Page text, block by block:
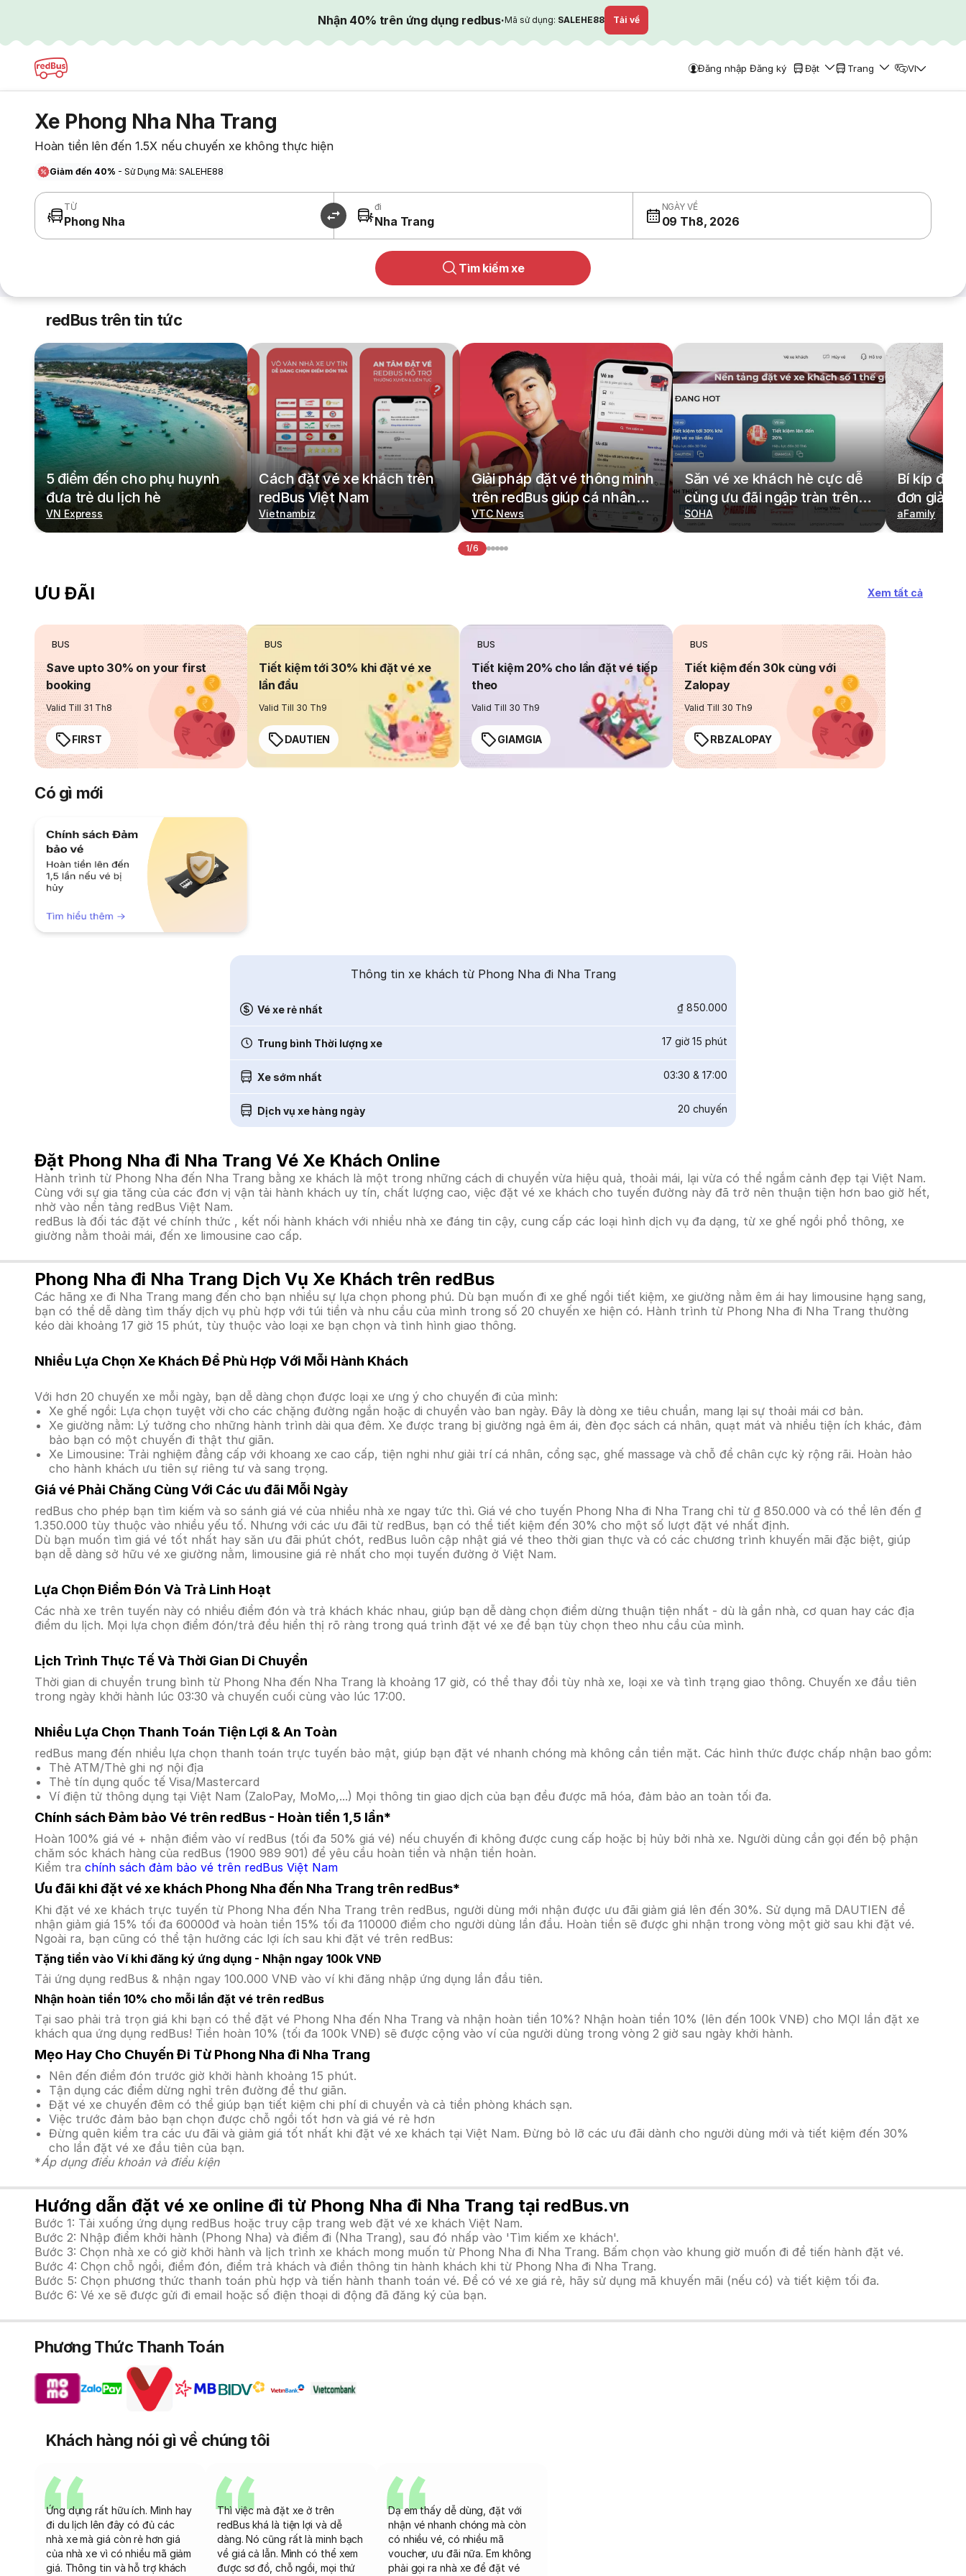
Nhận 40% trên ứng dụng redbus·Mã sử dụng: SALEHE88 Tải về
Đăng nhập Đăng ký Đặt Trang VI
Xe Phong Nha Nha Trang
Hoàn tiền lên đến 1.5X nếu chuyến xe không thực hiện
Giảm đến 40% - Sử Dụng Mã: SALEHE88
TỪ
Phong Nha
đi
Nha Trang
NGÀY VỀ
09 Th8, 2026
Tìm kiếm xe
redBus trên tin tức
5 điểm đến cho phụ huynh
đưa trẻ du lịch hè
VN Express
Cách đặt vé xe khách trên
redBus Việt Nam
Vietnambiz
Giải pháp đặt vé thông minh
trên redBus giúp cá nhân
hoá hành trình di chuyển
VTC News
Săn vé xe khách hè cực dễ
cùng ưu đãi ngập tràn trên
redBus
SOHA
Bí kíp đặt
đơn giản,
cả gia
aFamily
1/6
ƯU ĐÃI Xem tất cả
BUS
Save upto 30% on your first
booking
Valid Till 31 Th8
FIRST
BUS
Tiết kiệm tới 30% khi đặt vé xe
lần đầu
Valid Till 30 Th9
DAUTIEN
BUS
Tiết kiệm 20% cho lần đặt vé tiếp
theo
Valid Till 30 Th9
GIAMGIA
BUS
Tiết kiệm đến 30k cùng với
Zalopay
Valid Till 30 Th9
RBZALOPAY
Có gì mới
Thông tin xe khách từ Phong Nha đi Nha Trang
Vé xe rẻ nhất ₫ 850.000
Trung bình Thời lượng xe 17 giờ 15 phút
Xe sớm nhất 03:30 & 17:00
Dịch vụ xe hàng ngày 20 chuyến
Đặt Phong Nha đi Nha Trang Vé Xe Khách Online
Hành trình từ Phong Nha đến Nha Trang bằng xe khách là một trong những cách di chuyển vừa hiệu quả, thoải mái, lại vừa có thể ngắm cảnh đẹp tại Việt Nam.
Cùng với sự gia tăng của các đơn vị vận tải hành khách uy tín, chất lượng cao, việc đặt vé xe khách cho tuyến đường này đã trở nên thuận tiện hơn bao giờ hết,
nhờ vào nền tảng redBus Việt Nam.
redBus là đối tác đặt vé chính thức , kết nối hành khách với nhiều nhà xe đáng tin cậy, cung cấp các loại hình dịch vụ đa dạng, từ xe ghế ngồi phổ thông, xe
giường nằm thoải mái, đến xe limousine cao cấp.
Phong Nha đi Nha Trang Dịch Vụ Xe Khách trên redBus
Các hãng xe đi Nha Trang mang đến cho bạn nhiều sự lựa chọn phong phú. Dù bạn muốn đi xe ghế ngồi tiết kiệm, xe giường nằm êm ái hay limousine hạng sang,
bạn có thể dễ dàng tìm thấy dịch vụ phù hợp với túi tiền và nhu cầu của mình trong số 20 chuyến xe hiện có. Hành trình từ Phong Nha đi Nha Trang thường
kéo dài khoảng 17 giờ 15 phút, tùy thuộc vào loại xe bạn chọn và tình hình giao thông.
Nhiều Lựa Chọn Xe Khách Để Phù Hợp Với Mỗi Hành Khách
Với hơn 20 chuyến xe mỗi ngày, bạn dễ dàng chọn được loại xe ưng ý cho chuyến đi của mình:
Xe ghế ngồi: Lựa chọn tuyệt vời cho các chặng đường ngắn hoặc di chuyển vào ban ngày. Đây là dòng xe tiêu chuẩn, mang lại sự thoải mái cơ bản.
Xe giường nằm: Lý tưởng cho những hành trình dài qua đêm. Xe được trang bị giường ngả êm ái, đèn đọc sách cá nhân, quạt mát và nhiều tiện ích khác, đảm
bảo bạn có một chuyến đi thật thư giãn.
Xe Limousine: Trải nghiệm đẳng cấp với khoang xe cao cấp, tiện nghi như giải trí cá nhân, cổng sạc, ghế massage và chỗ để chân cực kỳ rộng rãi. Hoàn hảo
cho hành khách ưu tiên sự riêng tư và sang trọng.
Giá vé Phải Chăng Cùng Với Các ưu đãi Mỗi Ngày
redBus cho phép bạn tìm kiếm và so sánh giá vé của nhiều nhà xe ngay tức thì. Giá vé cho tuyến Phong Nha đi Nha Trang chỉ từ ₫ 850.000 và có thể lên đến ₫
1.350.000 tùy thuộc vào nhiều yếu tố. Nhưng với các ưu đãi từ redBus, bạn có thể tiết kiệm đến 30% cho một số lượt đặt vé nhất định.
Dù bạn muốn tìm giá vé tốt nhất hay săn ưu đãi phút chót, redBus luôn cập nhật giá vé theo thời gian thực và có các chương trình khuyến mãi đặc biệt, giúp
bạn dễ dàng sở hữu vé xe giường nằm, limousine giá rẻ nhất cho mọi tuyến đường ở Việt Nam.
Lựa Chọn Điểm Đón Và Trả Linh Hoạt
Các nhà xe trên tuyến này có nhiều điểm đón và trả khách khác nhau, giúp bạn dễ dàng chọn điểm dừng thuận tiện nhất - dù là gần nhà, cơ quan hay các địa
điểm du lịch. Mọi lựa chọn điểm đón/trả đều hiển thị rõ ràng trong quá trình đặt vé xe để bạn tùy chọn theo nhu cầu của mình.
Lịch Trình Thực Tế Và Thời Gian Di Chuyển
Thời gian di chuyển trung bình từ Phong Nha đến Nha Trang là khoảng 17 giờ, có thể thay đổi tùy nhà xe, loại xe và tình trạng giao thông. Chuyến xe đầu tiên
trong ngày khởi hành lúc 03:30 và chuyến cuối cùng vào lúc 17:00.
Nhiều Lựa Chọn Thanh Toán Tiện Lợi & An Toàn
redBus mang đến nhiều lựa chọn thanh toán trực tuyến bảo mật, giúp bạn đặt vé nhanh chóng mà không cần tiền mặt. Các hình thức được chấp nhận bao gồm:
Thẻ ATM/Thẻ ghi nợ nội địa
Thẻ tín dụng quốc tế Visa/Mastercard
Ví điện tử thông dụng tại Việt Nam (ZaloPay, MoMo,...) Mọi thông tin giao dịch của bạn đều được mã hóa, đảm bảo an toàn tối đa.
Chính sách Đảm bảo Vé trên redBus - Hoàn tiền 1,5 lần*
Hoàn 100% giá vé + nhận điểm vào ví redBus (tối đa 50% giá vé) nếu chuyến đi không được cung cấp hoặc bị hủy bởi nhà xe. Người dùng cần gọi đến bộ phận
chăm sóc khách hàng của redBus (1900 989 901) để yêu cầu hoàn tiền và nhận tiền hoàn.
Kiểm tra chính sách đảm bảo vé trên redBus Việt Nam
Ưu đãi khi đặt vé xe khách Phong Nha đến Nha Trang trên redBus*
Khi đặt vé xe khách trực tuyến từ Phong Nha đến Nha Trang trên redBus, người dùng mới nhận được ưu đãi giảm giá lên đến 30%. Sử dụng mã DAUTIEN để
nhận giảm giá 15% tối đa 60000đ và hoàn tiền 15% tối đa 110000 điểm cho người dùng lần đầu. Hoàn tiền sẽ được ghi nhận trong vòng một giờ sau khi đặt vé.
Ngoài ra, bạn cũng có thể tận hưởng các lợi ích sau khi đặt vé trên redBus:
Tặng tiền vào Ví khi đăng ký ứng dụng - Nhận ngay 100k VNĐ
Tải ứng dụng redBus & nhận ngay 100.000 VNĐ vào ví khi đăng nhập ứng dụng lần đầu tiên.
Nhận hoàn tiền 10% cho mỗi lần đặt vé trên redBus
Tại sao phải trả trọn giá khi bạn có thể đặt vé Phong Nha đến Nha Trang và nhận hoàn tiền 10%? Nhận hoàn tiền 10% (lên đến 100k VNĐ) cho MỌI lần đặt xe
khách qua ứng dụng redBus! Tiền hoàn 10% (tối đa 100k VNĐ) sẽ được cộng vào ví của người dùng trong vòng 2 giờ sau ngày khởi hành.
Mẹo Hay Cho Chuyến Đi Từ Phong Nha đi Nha Trang
Nên đến điểm đón trước giờ khởi hành khoảng 15 phút.
Tận dụng các điểm dừng nghỉ trên đường để thư giãn.
Đặt vé xe chuyến đêm có thể giúp bạn tiết kiệm chi phí di chuyển và cả tiền phòng khách sạn.
Việc trước đảm bảo bạn chọn được chỗ ngồi tốt hơn và giá vé rẻ hơn
Đừng quên kiểm tra các ưu đãi và giảm giá tốt nhất khi đặt vé xe khách tại Việt Nam. Đừng bỏ lỡ các ưu đãi dành cho người dùng mới và tiết kiệm đến 30%
cho lần đặt vé xe đầu tiên của bạn.
*Áp dụng điều khoản và điều kiện
Hướng dẫn đặt vé xe online đi từ Phong Nha đi Nha Trang tại redBus.vn
Bước 1: Tải xuống ứng dụng redBus hoặc truy cập trang web đặt vé xe khách Việt Nam.
Bước 2: Nhập điểm khởi hành (Phong Nha) và điểm đi (Nha Trang), sau đó nhấp vào 'Tìm kiếm xe khách'.
Bước 3: Chọn nhà xe có giờ khởi hành và lịch trình xe khách mong muốn từ Phong Nha đi Nha Trang. Bấm chọn vào khung giờ muốn đi để tiến hành đặt vé.
Bước 4: Chọn chỗ ngồi, điểm đón, điểm trả khách và điền thông tin hành khách khi từ Phong Nha đi Nha Trang.
Bước 5: Chọn phương thức thanh toán phù hợp và tiến hành thanh toán vé. Để có vé xe giá rẻ, hãy sử dụng mã khuyến mãi (nếu có) và tiết kiệm tối đa.
Bước 6: Vé xe sẽ được gửi đi email hoặc số điện thoại di động đã đăng ký của bạn.
Phương Thức Thanh Toán
Khách hàng nói gì về chúng tôi
Ứng dụng rất hữu ích. Mình hay
đi du lịch lên đây có đủ các
nhà xe mà giá còn rẻ hơn giá
của nhà xe vì có nhiều mã giảm
giá. Thông tin và hỗ trợ khách
Thì việc mà đặt xe ở trên
redBus khá là tiện lợi và dễ
dàng. Nó cũng rất là minh bạch
về giá cả lẫn. Mình có thể xem
được sơ đồ, chỗ ngồi, mọi thứ
Dạ em thấy dễ dùng, đặt với
nhận vé nhanh chóng mà còn
có nhiều vé, có nhiều mã
voucher, ưu đãi nữa. Em không
phải gọi ra nhà xe để đặt vé